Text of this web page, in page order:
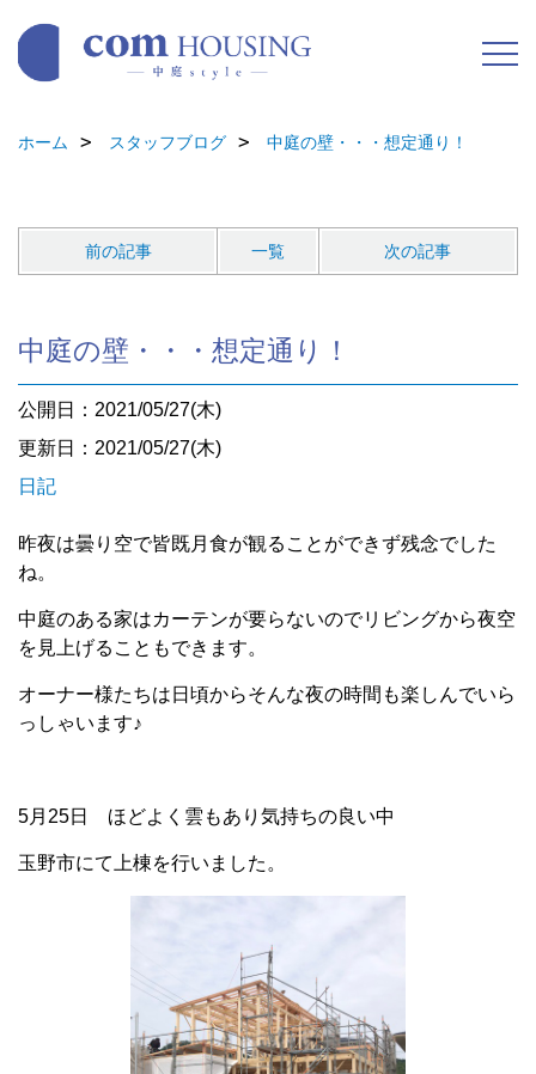
ホーム スタッフブログ 中庭の壁・・・想定通り！
前の記事 一覧 次の記事
中庭の壁・・・想定通り！
公開日：2021/05/27(木)
更新日：2021/05/27(木)
日記
昨夜は曇り空で皆既月食が観ることができず残念でした
ね。
中庭のある家はカーテンが要らないのでリビングから夜空
を見上げることもできます。
オーナー様たちは日頃からそんな夜の時間も楽しんでいら
っしゃいます♪
5月25日 ほどよく雲もあり気持ちの良い中
玉野市にて上棟を行いました。